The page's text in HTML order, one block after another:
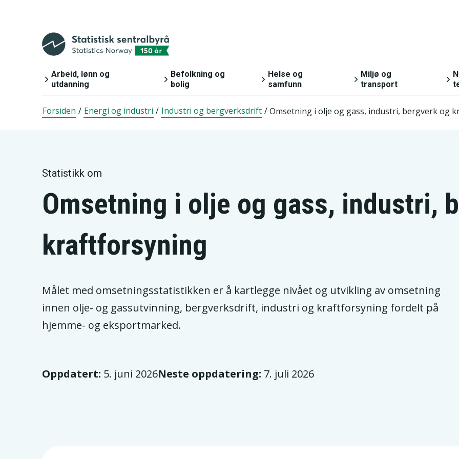
Arbeid, lønn og
utdanning
Arbeid og lønn
Utdanning
Befolkning og
bolig
Befolkning
innvandrere
Helse og
samfunn
Helse
Svalbard
Miljø og
transport
Natur og miljø
Forsiden / Energi og industri / Industri og bergverksdrift /Omsetning i olje og gass, industri, bergverk og
Statistikk om
Omsetning i olje og gass, industri,
kraftforsyning
Målet med omsetningsstatistikken er å kartlegge nivået og utvikling av omsetning
innen olje- og gassutvinning, bergverksdrift, industri og kraftforsyning fordelt på
hjemme- og eksportmarked.
Oppdatert: 5. juni 2026Neste oppdatering: 7. juli 2026